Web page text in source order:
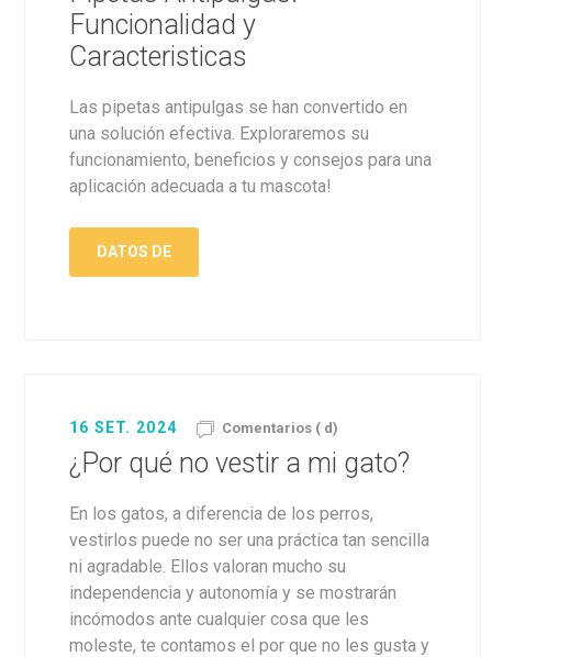
Estética e Higiene
Antipulgas y Antiparasitarios
Medicamentos
Estética (Cepillos, peines y
tijeras)
Antipulgas y Antiparasitarios
Artículos Postoperatorio
Funcionalidad y
Caracteristicas
Las pipetas antipulgas se han convertido en
una solución efectiva. Exploraremos su
funcionamiento, beneficios y consejos para una
aplicación adecuada a tu mascota!
DATOS DE
16 SET. 2024 Comentarios ( d)
¿Por qué no vestir a mi gato?
En los gatos, a diferencia de los perros,
vestirlos puede no ser una práctica tan sencilla
ni agradable. Ellos valoran mucho su
independencia y autonomía y se mostrarán
incómodos ante cualquier cosa que les
moleste, te contamos el por que no les gusta y